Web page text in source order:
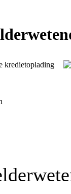
kredietoplading